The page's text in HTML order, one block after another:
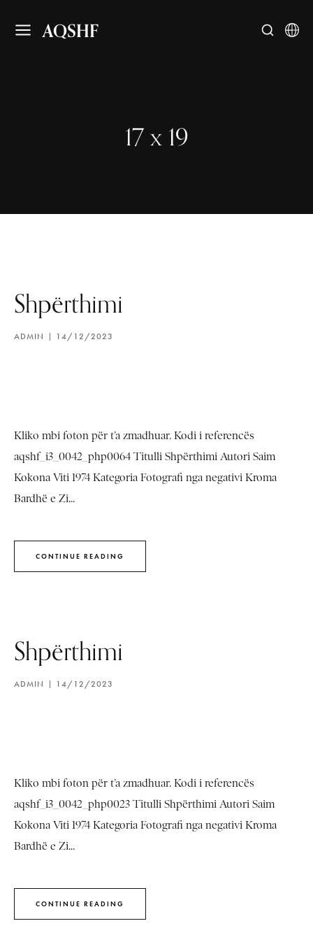
AQSHF
17 x 19
Shpërthimi
ADMIN 14/12/2023
Kliko mbi foton për t’a zmadhuar. Kodi i referencës
aqshf_i3_0042_php0064 Titulli Shpërthimi Autori Saim
Kokona Viti 1974 Kategoria Fotografi nga negativi Kroma
Bardhë e Zi...
CONTINUE READING
Shpërthimi
ADMIN 14/12/2023
Kliko mbi foton për t’a zmadhuar. Kodi i referencës
aqshf_i3_0042_php0023 Titulli Shpërthimi Autori Saim
Kokona Viti 1974 Kategoria Fotografi nga negativi Kroma
Bardhë e Zi...
CONTINUE READING